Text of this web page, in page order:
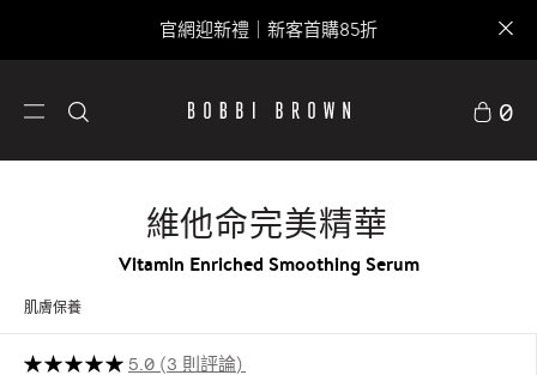
官網迎新禮｜新客首購85折
0
維他命完美精華
Vitamin Enriched Smoothing Serum
肌膚保養
5.0 3 則評論